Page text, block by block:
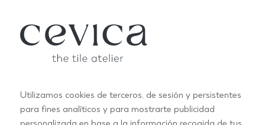
Utilizamos cookies de terceros, de sesión y persistentes
para fines analíticos y para mostrarte publicidad